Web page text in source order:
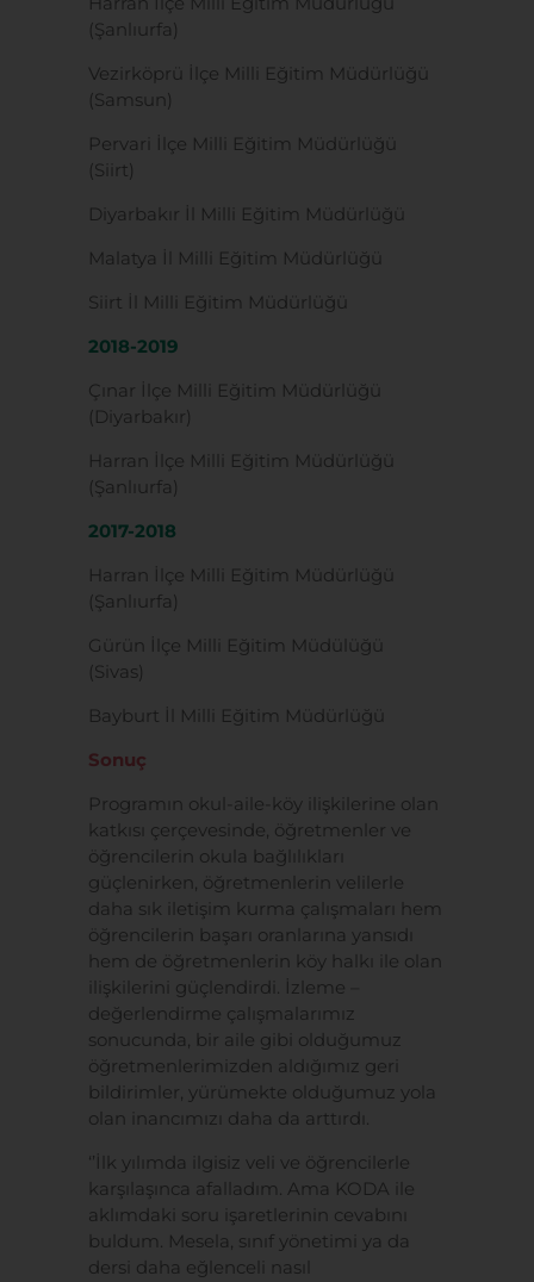
(Şanlıurfa)
Vezirköprü İlçe Milli Eğitim Müdürlüğü
(Samsun)
Pervari İlçe Milli Eğitim Müdürlüğü
(Siirt)
Diyarbakır İl Milli Eğitim Müdürlüğü
Malatya İl Milli Eğitim Müdürlüğü
Siirt İl Milli Eğitim Müdürlüğü
2018-2019
Çınar İlçe Milli Eğitim Müdürlüğü
(Diyarbakır)
Harran İlçe Milli Eğitim Müdürlüğü
(Şanlıurfa)
2017-2018
Harran İlçe Milli Eğitim Müdürlüğü
(Şanlıurfa)
Gürün İlçe Milli Eğitim Müdülüğü
(Sivas)
Bayburt İl Milli Eğitim Müdürlüğü
Sonuç
Programın okul-aile-köy ilişkilerine olan
katkısı çerçevesinde, öğretmenler ve
öğrencilerin okula bağlılıkları
güçlenirken, öğretmenlerin velilerle
daha sık iletişim kurma çalışmaları hem
öğrencilerin başarı oranlarına yansıdı
hem de öğretmenlerin köy halkı ile olan
ilişkilerini güçlendirdi. İzleme –
değerlendirme çalışmalarımız
sonucunda, bir aile gibi olduğumuz
öğretmenlerimizden aldığımız geri
bildirimler, yürümekte olduğumuz yola
olan inancımızı daha da arttırdı.
‘’İlk yılımda ilgisiz veli ve öğrencilerle
karşılaşınca afalladım. Ama KODA ile
aklımdaki soru işaretlerinin cevabını
buldum. Mesela, sınıf yönetimi ya da
dersi daha eğlenceli nasıl